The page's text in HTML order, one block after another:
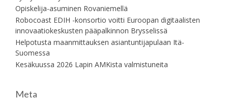
Opiskelija-asuminen Rovaniemellä
Robocoast EDIH -konsortio voitti Euroopan digitaalisten
innovaatiokeskusten pääpalkinnon Brysselissä
Helpotusta maanmittauksen asiantuntijapulaan Itä-
Suomessa
Kesäkuussa 2026 Lapin AMKista valmistuneita
Meta